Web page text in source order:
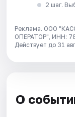
2 шаг.
Реклама. ООО
ОПЕРАТОР", ИНН:
Действует до 31
О